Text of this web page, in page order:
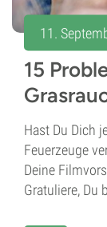
11.
15
Hast Du Dich
Feuerzeuge
Deine
Gratuliere, Du